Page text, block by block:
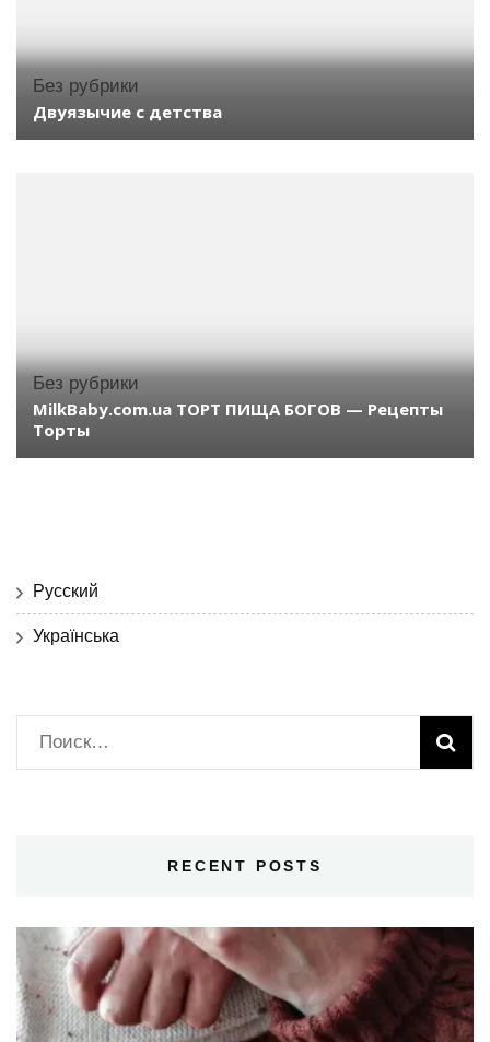
Без рубрики
Двуязычие с детства
Без рубрики
MilkBaby.com.ua ТОРТ ПИЩА БОГОВ — Рецепты
Торты
Русский
Українська
Найти:
RECENT POSTS